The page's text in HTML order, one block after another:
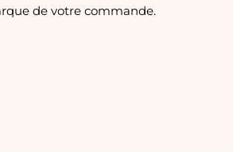
de votre commande.